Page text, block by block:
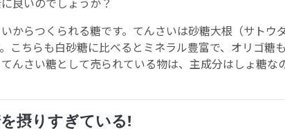
からつくられる糖です。てんさいは砂糖大根（サトウダ
こちらも白砂糖に比べるとミネラル豊富で、オリゴ糖
んさい糖として売られている物は、主成分はしょ糖な